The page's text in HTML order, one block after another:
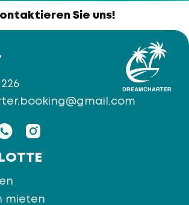
Sie uns!
mieten